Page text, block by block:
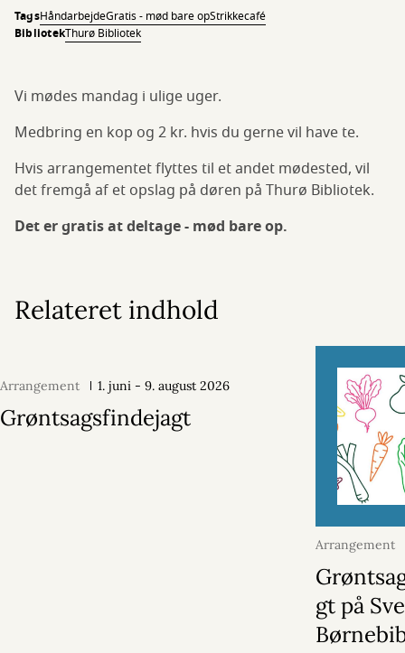
TagsHåndarbejdeGratis - mød bare opStrikkecafé
BibliotekThurø Bibliotek
Vi mødes mandag i ulige uger.
Medbring en kop og 2 kr. hvis du gerne vil have te.
Hvis arrangementet flyttes til et andet mødested, vil
det fremgå af et opslag på døren på Thurø Bibliotek.
Det er gratis at deltage - mød bare op.
Relateret indhold
Arrangement 1. juni - 9. august 2026
Grøntsagsfindejagt
Arrangement
august 2026
gt på